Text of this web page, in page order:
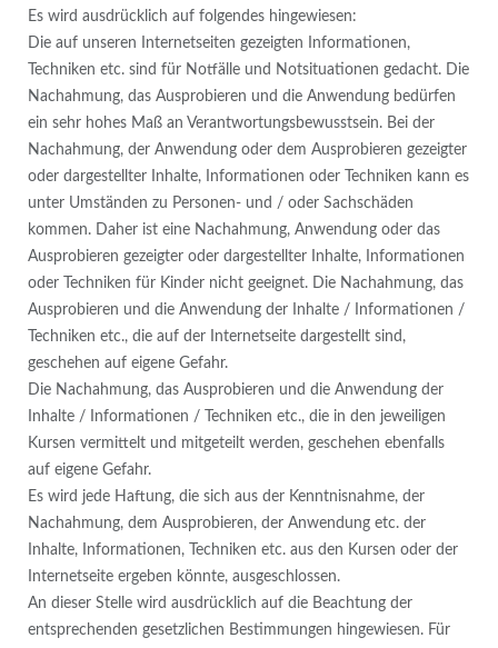
Es wird ausdrücklich auf folgendes hingewiesen:
Die auf unseren Internetseiten gezeigten Informationen,
Techniken etc. sind für Notfälle und Notsituationen gedacht. Die
Nachahmung, das Ausprobieren und die Anwendung bedürfen
ein sehr hohes Maß an Verantwortungsbewusstsein. Bei der
Nachahmung, der Anwendung oder dem Ausprobieren gezeigter
oder dargestellter Inhalte, Informationen oder Techniken kann es
unter Umständen zu Personen- und / oder Sachschäden
kommen. Daher ist eine Nachahmung, Anwendung oder das
Ausprobieren gezeigter oder dargestellter Inhalte, Informationen
oder Techniken für Kinder nicht geeignet. Die Nachahmung, das
Ausprobieren und die Anwendung der Inhalte / Informationen /
Techniken etc., die auf der Internetseite dargestellt sind,
geschehen auf eigene Gefahr.
Die Nachahmung, das Ausprobieren und die Anwendung der
Inhalte / Informationen / Techniken etc., die in den jeweiligen
Kursen vermittelt und mitgeteilt werden, geschehen ebenfalls
auf eigene Gefahr.
Es wird jede Haftung, die sich aus der Kenntnisnahme, der
Nachahmung, dem Ausprobieren, der Anwendung etc. der
Inhalte, Informationen, Techniken etc. aus den Kursen oder der
Internetseite ergeben könnte, ausgeschlossen.
An dieser Stelle wird ausdrücklich auf die Beachtung der
entsprechenden gesetzlichen Bestimmungen hingewiesen. Für